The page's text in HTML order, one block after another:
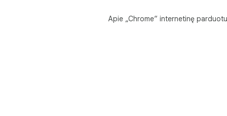
Apie „Chrome“ internetinę